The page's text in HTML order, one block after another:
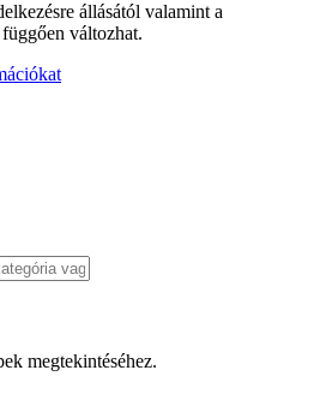
állásától valamint a
változhat.
megtekintéséhez.